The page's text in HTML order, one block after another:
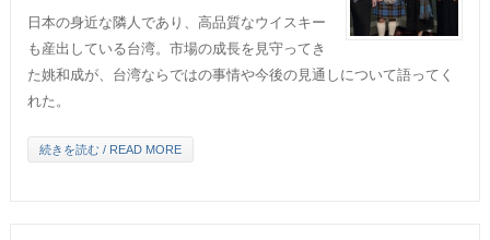
日本の身近な隣人であり、高品質なウイスキー
も産出している台湾。市場の成長を見守ってき
た姚和成が、台湾ならではの事情や今後の見通しについて語ってく
れた。
続きを読む / READ MORE